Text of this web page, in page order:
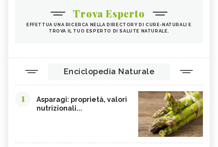
Trova Esperto
EFFETTUA UNA RICERCA NELLA DIRECTORY DI CURE-NATURALI E
TROVA IL TUO ESPERTO DI SALUTE NATURALE.
Enciclopedia Naturale
1
Asparagi: proprietà, valori
nutrizionali...